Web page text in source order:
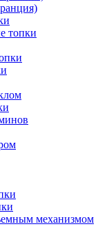
топки
механизмом